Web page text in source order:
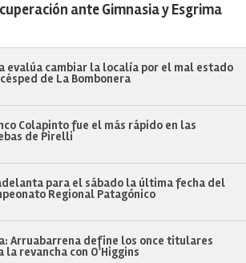
ante Gimnasia y Esgrima
evalúa cambiar la localía por el mal estado
de La Bombonera
Colapinto fue el más rápido en las
de Pirelli
para el sábado la última fecha del
Regional Patagónico
Arruabarrena define los once titulares
la revancha con O'Higgins